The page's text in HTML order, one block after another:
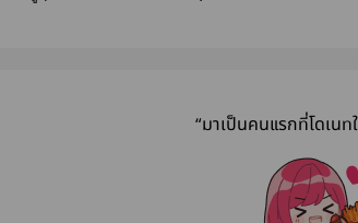
“มาเป็นคนแรกที่โดเนท